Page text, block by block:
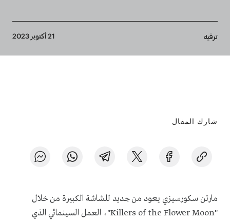
Breadcrumb
ترفيه 21 أكتوبر 2023
شارك المقال
مارتن سكورسيزي يعود من جديد للشاشة الكبيرة من خلال
"
Killers of the Flower Moon"، العمل السينمائي الذي